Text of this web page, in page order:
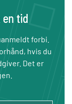
dit
en tid
forbi.
hvis du
Det er